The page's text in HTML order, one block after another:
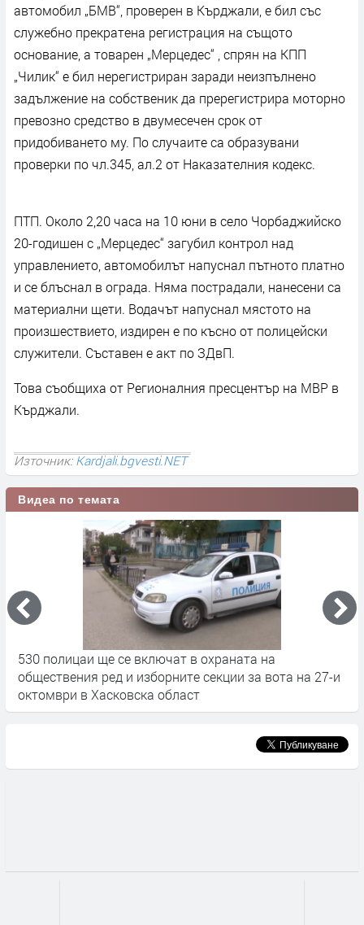
автомобил „БМВ“, проверен в Кърджали, е бил със
служебно прекратена регистрация на същото
основание, а товарен „Мерцедес“ , спрян на КПП
„Чилик“ е бил нерегистриран заради неизпълнено
задължение на собственик да пререгистрира моторно
превозно средство в двумесечен срок от
придобиването му. По случаите са образувани
проверки по чл.345, ал.2 от Наказателния кодекс.
ПТП. Около 2,20 часа на 10 юни в село Чорбаджийско
20-годишен с „Мерцедес“ загубил контрол над
управлението, автомобилът напуснал пътното платно
и се блъснал в ограда. Няма пострадали, нанесени са
материални щети. Водачът напуснал мястото на
произшествието, издирен е по късно от полицейски
служители. Съставен е акт по ЗДвП.
Това съобщиха от Регионалния пресцентър на МВР в
Кърджали.
Източник:Kardjali.bgvesti.NET
Видеа по темата
охраната на
секции за вота на 27-и
Засилено полицейско
почивни дни в Хасково